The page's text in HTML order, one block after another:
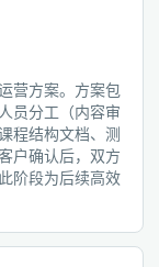
营方案。方案包
员分工（内容审
程结构文档、测
户确认后，双方
阶段为后续高效